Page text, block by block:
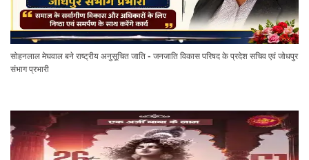
सोहनलाल मेघवाल बने राष्ट्रीय अनुसूचित जाति - जनजाति विकास परिषद के प्रदेश सचिव एवं जोधपुर
संभाग प्रभारी